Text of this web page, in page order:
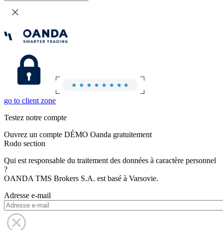
go to client zone
Testez notre compte
Ouvrez un compte DÉMO Oanda gratuitement
Rodo section
Qui est responsable du traitement des données à caractère personnel
?
OANDA TMS Brokers S.A. est basé à Varsovie.
Adresse e-mail